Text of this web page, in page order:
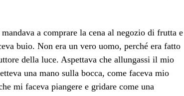
a comprare la cena al negozio di frutta e
buio. Non era un vero uomo, perché era fatto
della luce. Aspettava che allungassi il mio
una mano sulla bocca, come faceva mio
mi faceva piangere e gridare come una